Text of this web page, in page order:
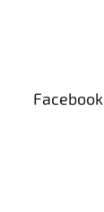
Facebook